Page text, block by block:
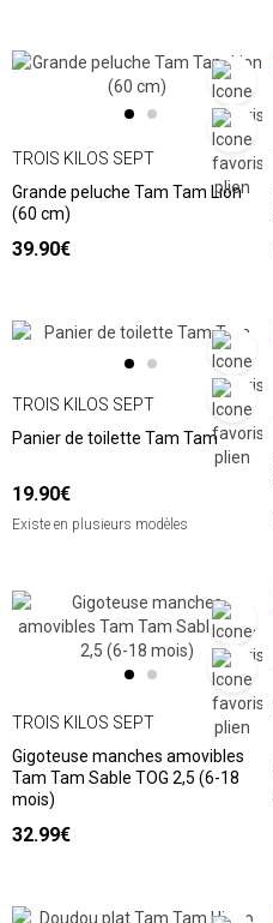
TROIS KILOS SEPT
Grande peluche Tam Tam Lion
(60 cm)
39.90€
TROIS KILOS SEPT
Panier de toilette Tam Tam
19.90€
Existe en plusieurs modèles
TROIS KILOS SEPT
Gigoteuse manches amovibles
Tam Tam Sable TOG 2,5 (6-18
mois)
32.99€